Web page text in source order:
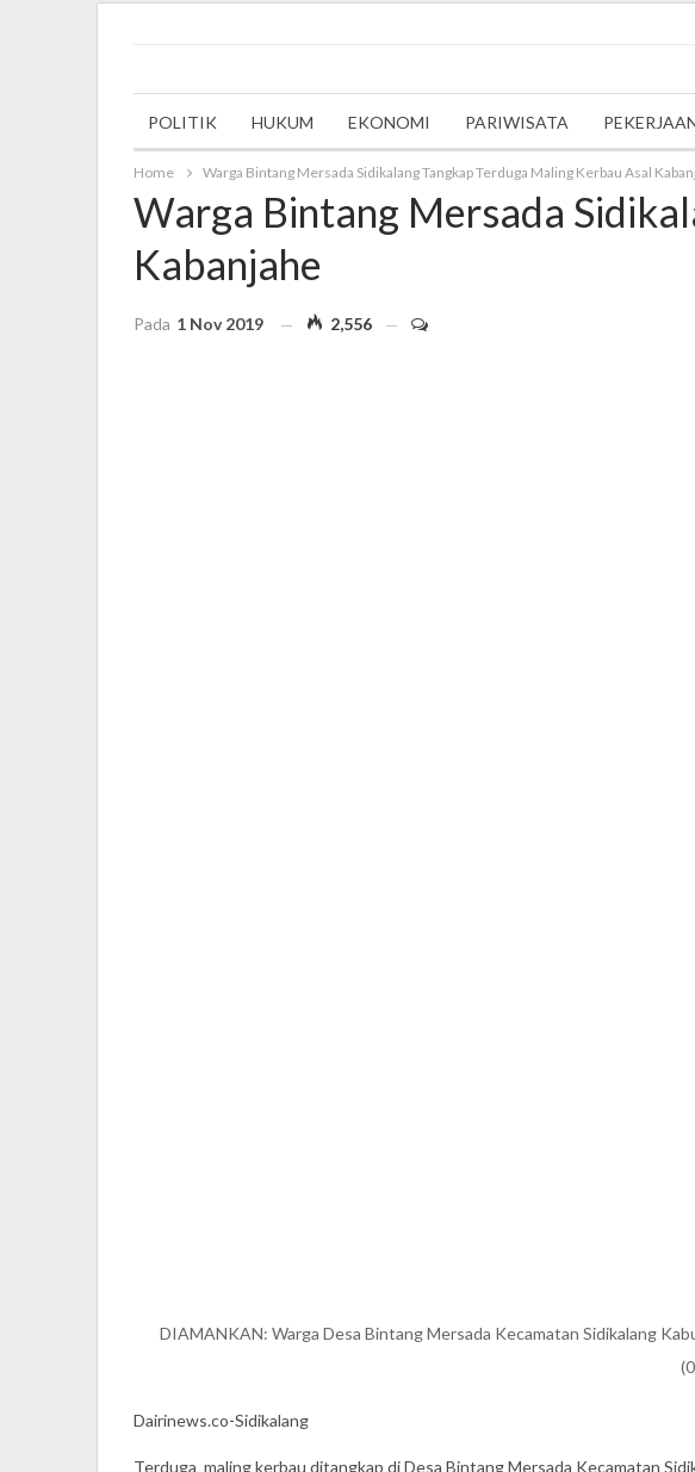
POLITIK HUKUM EKONOMI PARIWISATA
Home Warga Bintang Mersada Sidikalang Tangkap Terduga Maling Kerbau Asal
Warga Bintang Mersada
Kabanjahe
Pada 1 Nov 2019 2,556
DIAMANKAN: Warga Desa Bintang Mersada Kecamatan Sidikalang
Dairinews.co-Sidikalang
Terduga maling kerbau ditangkap di Desa Bintang Mersada Kecamatan